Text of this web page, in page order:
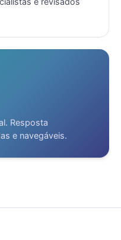
Resposta
e navegáveis.